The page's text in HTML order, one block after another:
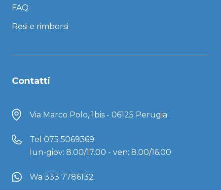
FAQ
Resi e rimborsi
Contatti
Via Marco Polo, 1bis - 06125 Perugia
Tel 075 5069369
lun-giov: 8.00/17.00 - ven: 8.00/16.00
Wa 333 7786132